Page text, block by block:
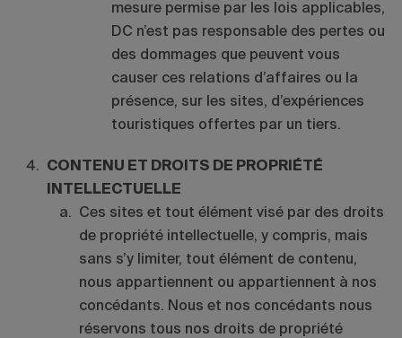
mesure permise par les lois applicables,
DC n’est pas responsable des pertes ou
des dommages que peuvent vous
causer ces relations d’affaires ou la
présence, sur les sites, d’expériences
touristiques offertes par un tiers.
CONTENU ET DROITS DE PROPRIÉTÉ
INTELLECTUELLE
Ces sites et tout élément visé par des droits
de propriété intellectuelle, y compris, mais
sans s’y limiter, tout élément de contenu,
nous appartiennent ou appartiennent à nos
concédants. Nous et nos concédants nous
réservons tous nos droits de propriété